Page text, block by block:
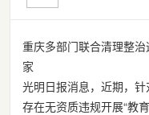
重庆多部门联合清理整治
家
光明日报消息，近期，
存在无资质违规开展“教